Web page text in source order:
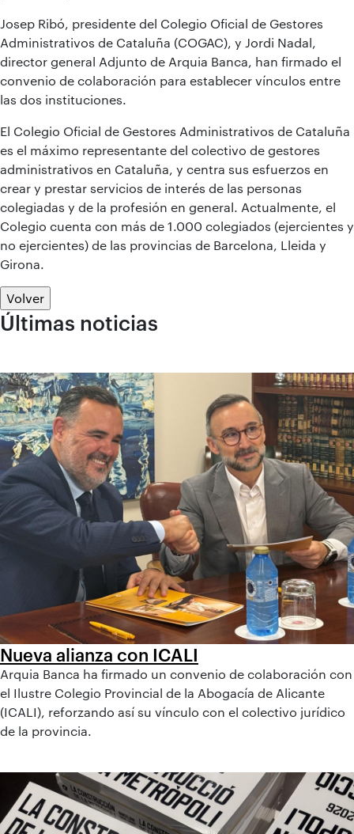
Josep Ribó, presidente del Colegio Oficial de Gestores
Administrativos de Cataluña (COGAC), y Jordi Nadal,
director general Adjunto de Arquia Banca, han firmado el
convenio de colaboración para establecer vínculos entre
las dos instituciones.
El Colegio Oficial de Gestores Administrativos de Cataluña
es el máximo representante del colectivo de gestores
administrativos en Cataluña, y centra sus esfuerzos en
crear y prestar servicios de interés de las personas
colegiadas y de la profesión en general. Actualmente, el
Colegio cuenta con más de 1.000 colegiados (ejercientes y
no ejercientes) de las provincias de Barcelona, Lleida y
Girona.
Volver
Últimas noticias
Nueva alianza con ICALI
Arquia Banca ha firmado un convenio de colaboración con
el Ilustre Colegio Provincial de la Abogacía de Alicante
(ICALI), reforzando así su vínculo con el colectivo jurídico
de la provincia.